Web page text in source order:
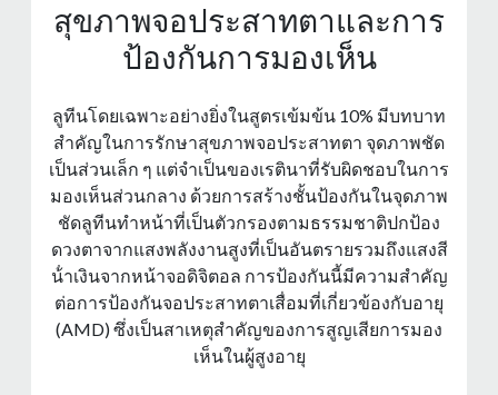
สุขภาพจอประสาทตาและการ
ป้องกันการมองเห็น
ลูทีนโดยเฉพาะอย่างยิ่งในสูตรเข้มข้น 10% มีบทบาท
สําคัญในการรักษาสุขภาพจอประสาทตา จุดภาพชัด
เป็นส่วนเล็ก ๆ แต่จําเป็นของเรตินาที่รับผิดชอบในการ
มองเห็นส่วนกลาง ด้วยการสร้างชั้นป้องกันในจุดภาพ
ชัดลูทีนทําหน้าที่เป็นตัวกรองตามธรรมชาติปกป้อง
ดวงตาจากแสงพลังงานสูงที่เป็นอันตรายรวมถึงแสงสี
น้ําเงินจากหน้าจอดิจิตอล การป้องกันนี้มีความสําคัญ
ต่อการป้องกันจอประสาทตาเสื่อมที่เกี่ยวข้องกับอายุ
(AMD) ซึ่งเป็นสาเหตุสําคัญของการสูญเสียการมอง
เห็นในผู้สูงอายุ